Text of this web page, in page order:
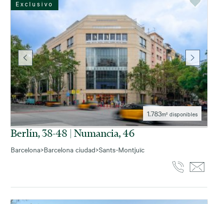
1.783m² disponibles
Exclusivo
Berlín, 38-48 | Numancia, 46
Barcelona>Barcelona ciudad>Sants-Montjuïc